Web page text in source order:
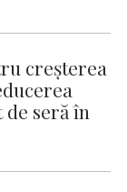
creşterea
seră în